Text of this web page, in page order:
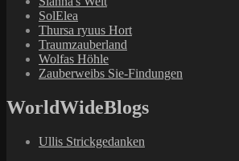
SolElea
Thursa ryuus Hort
Traumzauberland
Wolfas Höhle
Zauberweibs Sie-Findungen
WorldWideBlogs
Ullis Strickgedanken